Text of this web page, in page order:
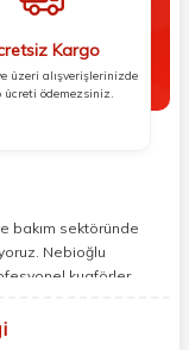
Kargo
üzeri alışverişlerinizde
ücreti ödemezsiniz.
bakım sektöründe
Nebioğlu
kuaförler,
birleştirerek saç ve